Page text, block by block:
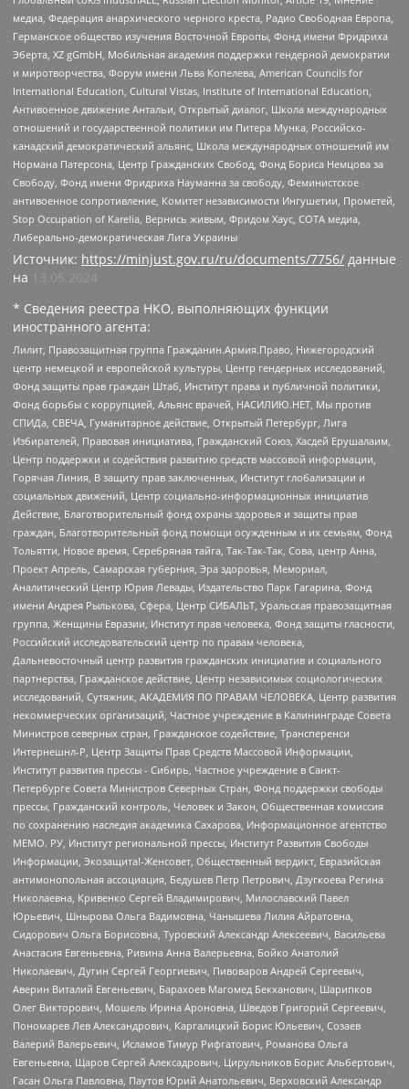
медиа, Федерация анархического черного креста, Радио Свободная Европа,
Германское общество изучения Восточной Европы, Фонд имени Фридриха
Эберта, XZ gGmbH, Мобильная академия поддержки гендерной демократии
и миротворчества, Форум имени Льва Копелева, American Councils for
International Education, Cultural Vistas, Institute of International Education,
Антивоенное движение Антальи, Открытый диалог, Школа международных
отношений и государственной политики им Питера Мунка, Российско-
канадский демократический альянс, Школа международных отношений им
Нормана Патерсона, Центр Гражданских Свобод, Фонд Бориса Немцова за
Свободу, Фонд имени Фридриха Науманна за свободу, Феминистское
антивоенное сопротивление, Комитет независимости Ингушетии, Прометей,
Stop Occupation of Karelia, Вернись живым, Фридом Хаус, СОТА медиа,
Либерально-демократическая Лига Украины
Источник: https://minjust.gov.ru/ru/documents/7756/ данные
на
13.05.2024
* Сведения реестра НКО, выполняющих функции
иностранного агента:
Лилит, Правозащитная группа Гражданин.Армия.Право, Нижегородский
центр немецкой и европейской культуры, Центр гендерных исследований,
Фонд защиты прав граждан Штаб, Институт права и публичной политики,
Фонд борьбы с коррупцией, Альянс врачей, НАСИЛИЮ.НЕТ, Мы против
СПИДа, СВЕЧА, Гуманитарное действие, Открытый Петербург, Лига
Избирателей, Правовая инициатива, Гражданский Союз, Хасдей Ерушалаим,
Центр поддержки и содействия развитию средств массовой информации,
Горячая Линия, В защиту прав заключенных, Институт глобализации и
социальных движений, Центр социально-информационных инициатив
Действие, Благотворительный фонд охраны здоровья и защиты прав
граждан, Благотворительный фонд помощи осужденным и их семьям, Фонд
Тольятти, Новое время, Серебряная тайга, Так-Так-Так, Сова, центр Анна,
Проект Апрель, Самарская губерния, Эра здоровья, Мемориал,
Аналитический Центр Юрия Левады, Издательство Парк Гагарина, Фонд
имени Андрея Рылькова, Сфера, Центр СИБАЛЬТ, Уральская правозащитная
группа, Женщины Евразии, Институт прав человека, Фонд защиты гласности,
Российский исследовательский центр по правам человека,
Дальневосточный центр развития гражданских инициатив и социального
партнерства, Гражданское действие, Центр независимых социологических
исследований, Сутяжник, АКАДЕМИЯ ПО ПРАВАМ ЧЕЛОВЕКА, Центр развития
некоммерческих организаций, Частное учреждение в Калининграде Совета
Министров северных стран, Гражданское содействие, Трансперенси
Интернешнл-Р, Центр Защиты Прав Средств Массовой Информации,
Институт развития прессы - Сибирь, Частное учреждение в Санкт-
Петербурге Совета Министров Северных Стран, Фонд поддержки свободы
прессы, Гражданский контроль, Человек и Закон, Общественная комиссия
по сохранению наследия академика Сахарова, Информационное агентство
МЕМО. РУ, Институт региональной прессы, Институт Развития Свободы
Информации, Экозащита!-Женсовет, Общественный вердикт, Евразийская
антимонопольная ассоциация, Бедушев Петр Петрович, Дзугкоева Регина
Николаевна, Кривенко Сергей Владимирович, Милославский Павел
Юрьевич, Шнырова Ольга Вадимовна, Чанышева Лилия Айратовна,
Сидорович Ольга Борисовна, Туровский Александр Алексеевич, Васильева
Анастасия Евгеньевна, Ривина Анна Валерьевна, Бойко Анатолий
Николаевич, Дугин Сергей Георгиевич, Пивоваров Андрей Сергеевич,
Аверин Виталий Евгеньевич, Барахоев Магомед Бекханович, Шарипков
Олег Викторович, Мошель Ирина Ароновна, Шведов Григорий Сергеевич,
Пономарев Лев Александрович, Каргалицкий Борис Юльевич, Созаев
Валерий Валерьевич, Исламов Тимур Рифгатович, Романова Ольга
Евгеньевна, Щаров Сергей Алексадрович, Цирульников Борис Альбертович,
Гасан Ольга Павловна, Паутов Юрий Анатольевич, Верховский Александр